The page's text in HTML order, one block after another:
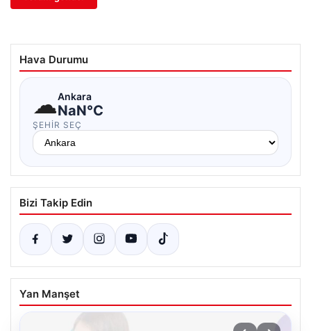
Hava Durumu
☁Ankara
NaN°C
ŞEHIR SEÇ
Bizi Takip Edin
Yan Manşet